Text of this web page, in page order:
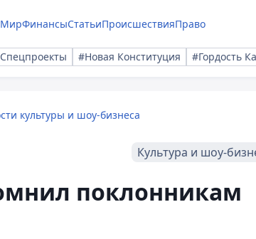
МирФинансыСтатьиПроисшествияПраво
#Новая Конституция #Гордость
культуры и шоу-бизнеса
Культура и шоу-
поклонникам